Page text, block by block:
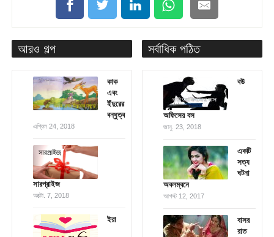
আরও গল্প
কাক
এবং
ইঁদুরের
বন্ধুত্ব
এপ্রিল 24, 2018
সারপ্রাইজ
অক্টো. 7, 2018
ইরা
সর্বাধিক পঠিত
বউ
অফিসের বস
জানু. 23, 2018
একটি
সত্য
ঘটনা
অবলম্বনে
আগস্ট 12, 2017
বাসর
রাত